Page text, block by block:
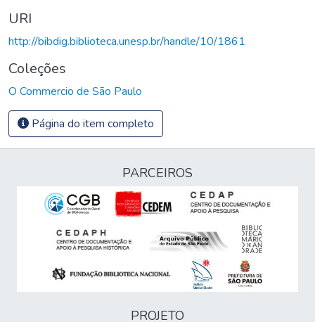
URI
http://bibdig.biblioteca.unesp.br/handle/10/1861
Coleções
O Commercio de São Paulo
Página do item completo
PARCEIROS
PROJETO